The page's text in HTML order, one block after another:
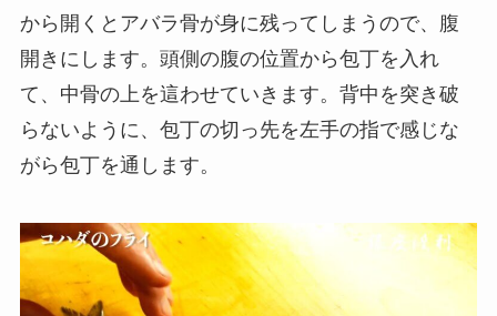
から開くとアバラ骨が身に残ってしまうので、腹
開きにします。頭側の腹の位置から包丁を入れ
て、中骨の上を這わせていきます。背中を突き破
らないように、包丁の切っ先を左手の指で感じな
がら包丁を通します。